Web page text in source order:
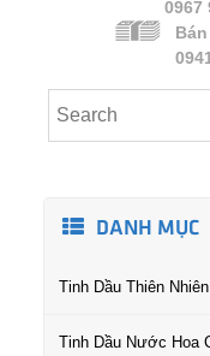
0967
DANH MỤC
Tinh Dầu Thiên
Tinh Dầu Nước Hoa